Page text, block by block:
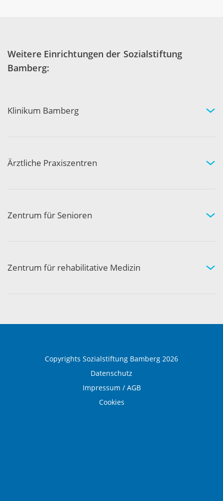
Weitere Einrichtungen der Sozialstiftung
Bamberg:
Klinikum Bamberg
Ihre Sicherheit
Ärztliche Praxiszentren
Kompetenznetzwerk
Zentrum für Senioren
Aktivität und Gemeinschaft
Zentrum für rehabilitative Medizin
Copyrights Sozialstiftung Bamberg 2026
Datenschutz
Impressum / AGB
Cookies